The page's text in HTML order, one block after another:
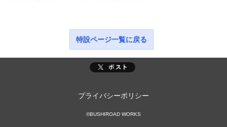
特設ページ一覧に戻る
プライバシーポリシー
©BUSHIROAD WORKS